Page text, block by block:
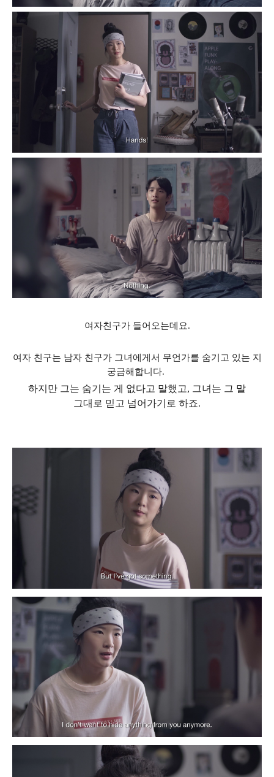
여자친구가 들어오는데요.
여자 친구는 남자 친구가 그녀에게서 무언가를 숨기고 있는 지
궁금해합니다.
하지만 그는 숨기는 게 없다고 말했고, 그녀는 그 말
그대로 믿고 넘어가기로 하죠.